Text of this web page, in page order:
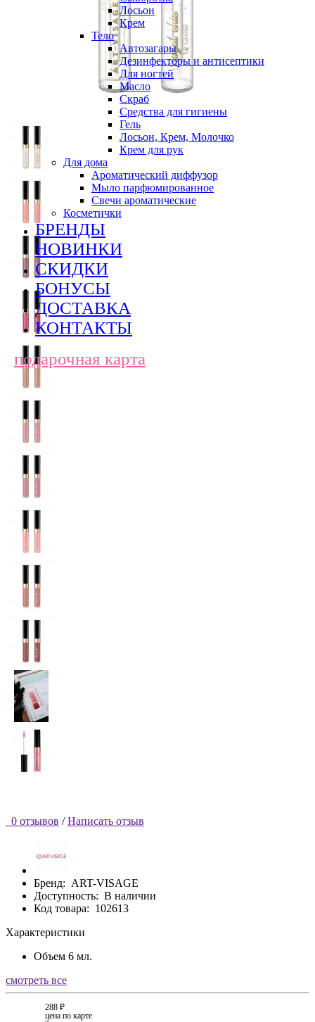
Лосьон
Крем
Тело
Автозагары
Дезинфекторы и антисептики
Для ногтей
Масло
Скраб
Средства для гигиены
Гель
Лосьон, Крем, Молочко
Крем для рук
Для дома
Ароматический диффузор
Мыло парфюмированное
Свечи ароматические
Косметички
БРЕНДЫ
НОВИНКИ
СКИДКИ
БОНУСЫ
ДОСТАВКА
КОНТАКТЫ
подарочная карта
0 отзывов / Написать отзыв
Бренд: ART-VISAGE
Доступность: В наличии
Код товара: 102613
Характеристики
Объем 6 мл.
смотреть все
288 ₽
цена по карте